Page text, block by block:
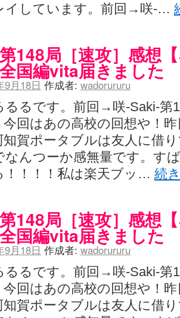
イしています。前回→咲-…
148局［速攻］感
国編vita届きました
9月18日 作成者: wadorururu
るるです。前回→咲-Saki-第
回はあの高校の回想や！
知賀ポータブルは友人に借
なんつーか感無量です。す
！！！！私は楽天ブッ… 続
148局［速攻］感
国編vita届きました
9月18日 作成者: wadorururu
るるです。前回→咲-Saki-第
回はあの高校の回想や！
知賀ポータブルは友人に借